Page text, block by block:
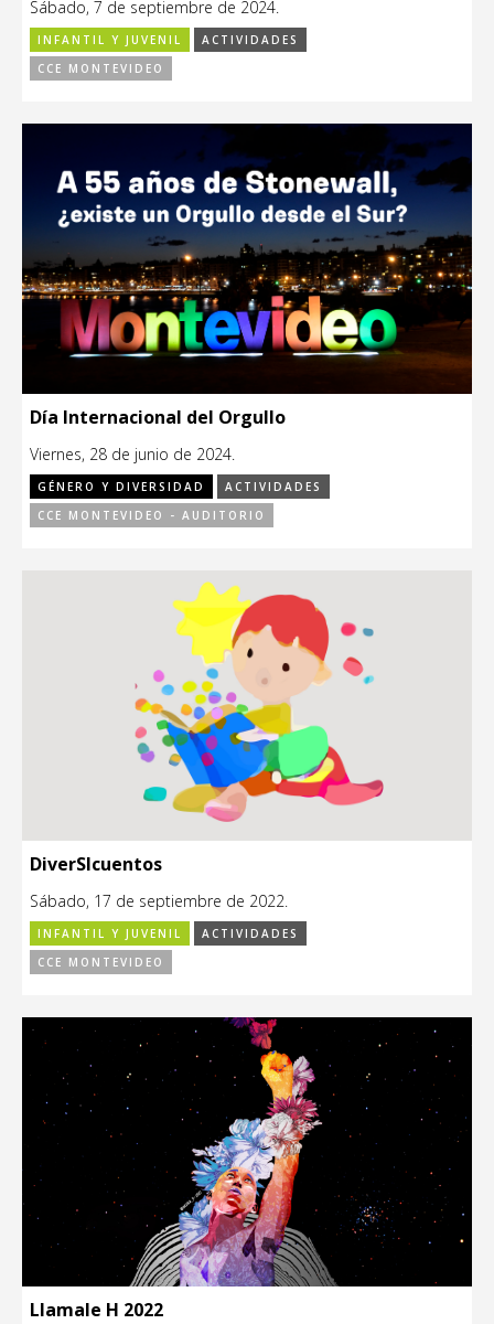
Sábado, 7 de septiembre de 2024.
INFANTIL Y JUVENIL
ACTIVIDADES
CCE MONTEVIDEO
Día Internacional del Orgullo
Viernes, 28 de junio de 2024.
GÉNERO Y DIVERSIDAD
ACTIVIDADES
CCE MONTEVIDEO - AUDITORIO
DiverSIcuentos
Sábado, 17 de septiembre de 2022.
INFANTIL Y JUVENIL
ACTIVIDADES
CCE MONTEVIDEO
Llamale H 2022